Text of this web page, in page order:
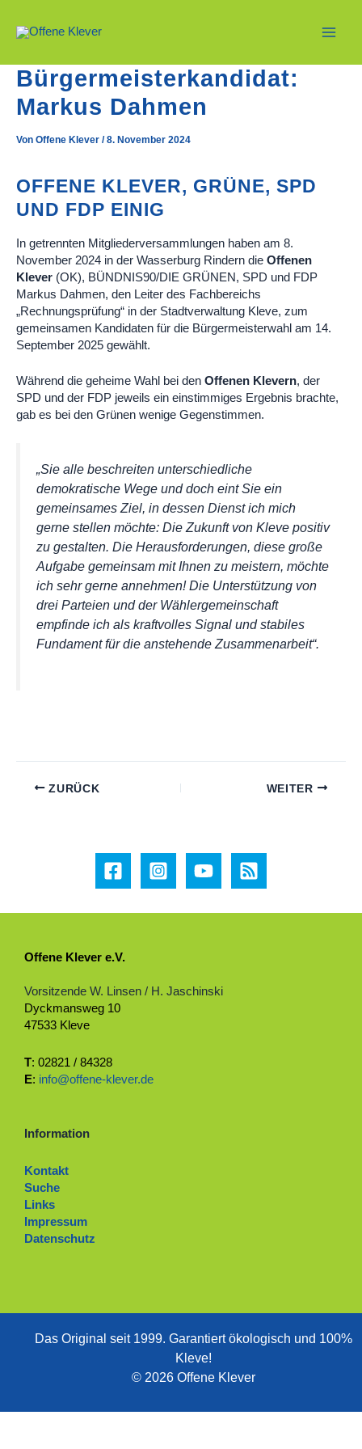
Inhalt
springen
Bürgermeisterkandidat:
Markus Dahmen
Von Offene Klever /8. November 2024
OFFENE KLEVER, GRÜNE, SPD
UND FDP EINIG
In getrennten Mitgliederversammlungen haben am 8.
November 2024 in der Wasserburg Rindern die Offenen
Klever (OK), BÜNDNIS90/DIE GRÜNEN, SPD und FDP
Markus Dahmen, den Leiter des Fachbereichs
„Rechnungsprüfung“ in der Stadtverwaltung Kleve, zum
gemeinsamen Kandidaten für die Bürgermeisterwahl am 14.
September 2025 gewählt.
Während die geheime Wahl bei den Offenen Klevern, der
SPD und der FDP jeweils ein einstimmiges Ergebnis brachte,
gab es bei den Grünen wenige Gegenstimmen.
„Sie alle beschreiten unterschiedliche
demokratische Wege und doch eint Sie ein
gemeinsames Ziel, in dessen Dienst ich mich
gerne stellen möchte: Die Zukunft von Kleve positiv
zu gestalten. Die Herausforderungen, diese große
Aufgabe gemeinsam mit Ihnen zu meistern, möchte
ich sehr gerne annehmen! Die Unterstützung von
drei Parteien und der Wählergemeinschaft
empfinde ich als kraftvolles Signal und stabiles
Fundament für die anstehende Zusammenarbeit“.
ZURÜCK WEITER
Offene Klever e.V.
Vorsitzende W. Linsen / H. Jaschinski
Dyckmansweg 10
47533 Kleve
T: 02821 / 84328
E: info@offene-klever.de
Information
Kontakt
Suche
Links
Impressum
Datenschutz
Das Original seit 1999. ­Garantiert ökologisch und 100%
Kleve!
© 2026 Offene Klever